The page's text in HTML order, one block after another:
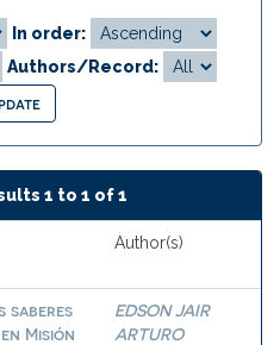
In order:
Authors/Record:
1 to 1 of 1
Author(s)
saberes
Misión
EDSON JAIR
ARTURO